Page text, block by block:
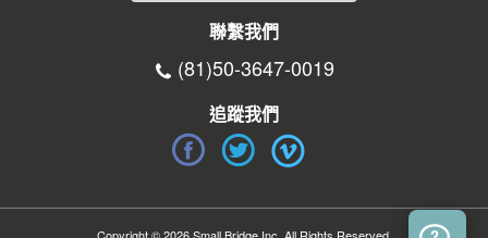
聯繫我們
(81)50-3647-0019
追蹤我們
Copyright © 2026 Small Bridge Inc. All Rights Reserved.